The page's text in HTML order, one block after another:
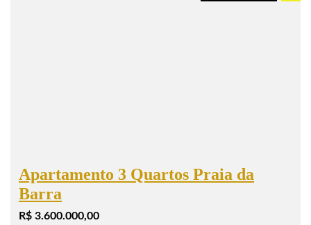
Apartamento 3 Quartos Praia da
Barra
R$ 3.600.000,00